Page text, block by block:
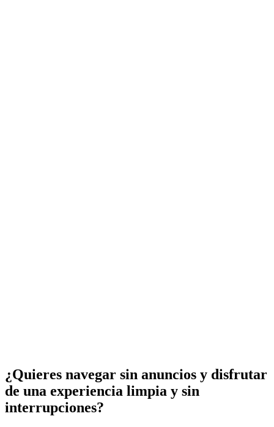
¿Quieres navegar sin anuncios y disfrutar
de una experiencia limpia y sin
interrupciones?